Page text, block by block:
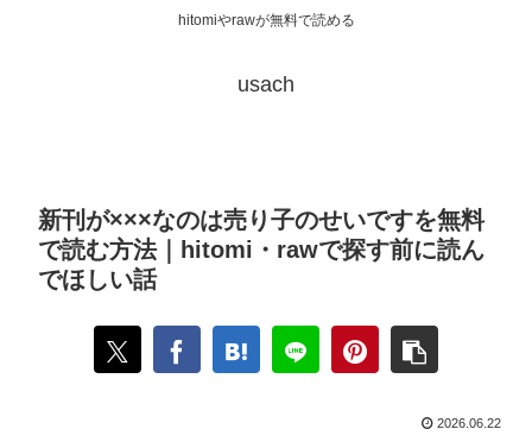
hitomiやrawが無料で読める
usach
新刊が×××なのは売り子のせいですを無料
で読む方法｜hitomi・rawで探す前に読ん
でほしい話
2026.06.22